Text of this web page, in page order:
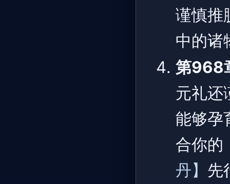
谨慎推
中的诸
第968
元礼还
能够孕
合你的
丹】 先